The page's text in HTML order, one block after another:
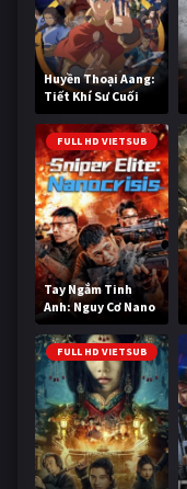
Huyền Thoại Aang:
Tiết Khí Sư Cuối
Cùng
FULL HD VIETSUB
Tay Ngắm Tinh
Anh: Nguy Cơ Nano
FULL HD VIETSUB